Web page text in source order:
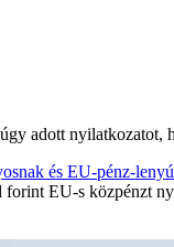
adott nyilatkozatot,
és EU-pénz-
EU-s közpénzt